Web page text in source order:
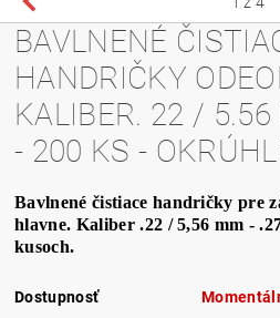
BAVLNENÉ
HANDRIČKY
KALIBER. 22 /
- 200 KS -
Bavlnené čistiace handričky pre
hlavne. Kaliber .22 / 5,56 mm -
kusoch.
Dostupnosť